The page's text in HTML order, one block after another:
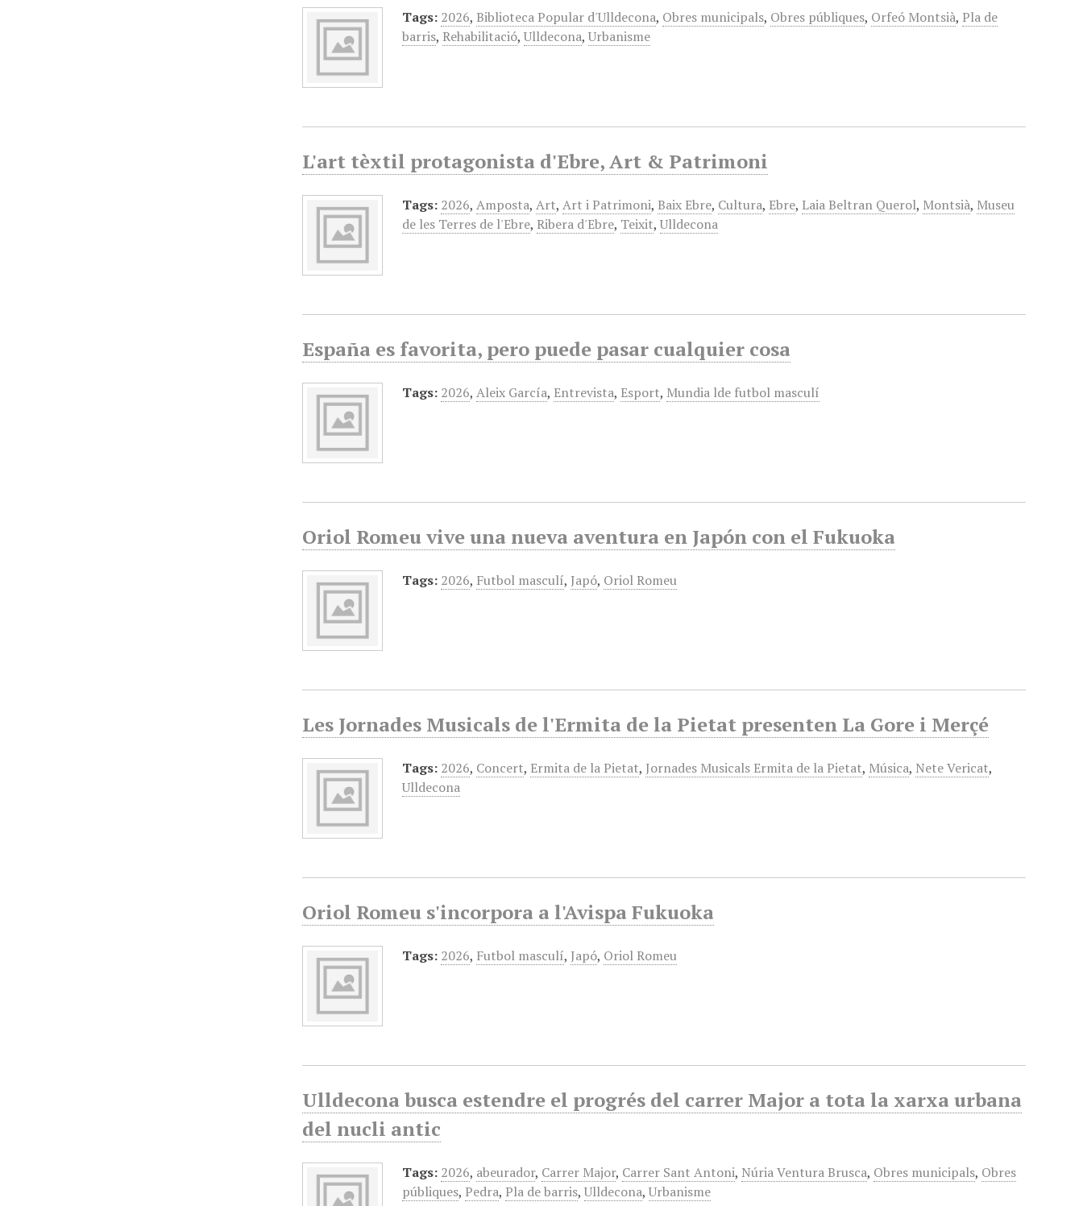
Tags: 2026, Biblioteca Popular d'Ulldecona, Obres municipals, Obres públiques, Orfeó Montsià, Pla de
barris, Rehabilitació,Ulldecona,Urbanisme
L'art tèxtil protagonista d'Ebre, Art & Patrimoni
Tags: 2026,Amposta,Art,Art i Patrimoni, Baix Ebre, Cultura, Ebre, Laia Beltran Querol, Montsià, Museu
de les Terres de l'Ebre, Ribera d'Ebre, Teixit,Ulldecona
España es favorita, pero puede pasar cualquier cosa
Tags: 2026,Aleix García, Entrevista, Esport, Mundia lde futbol masculí
Oriol Romeu vive una nueva aventura en Japón con el Fukuoka
Tags: 2026, Futbol masculí, Japó, Oriol Romeu
Les Jornades Musicals de l'Ermita de la Pietat presenten La Gore i Merçé
Tags: 2026, Concert, Ermita de la Pietat, Jornades Musicals Ermita de la Pietat, Música, Nete Vericat,
Ulldecona
Oriol Romeu s'incorpora a l'Avispa Fukuoka
Tags: 2026, Futbol masculí, Japó, Oriol Romeu
Ulldecona busca estendre el progrés del carrer Major a tota la xarxa urbana
del nucli antic
Tags: 2026, abeurador, Carrer Major, Carrer Sant Antoni, Núria Ventura Brusca, Obres municipals, Obres
públiques, Pedra, Pla de barris,Ulldecona,Urbanisme